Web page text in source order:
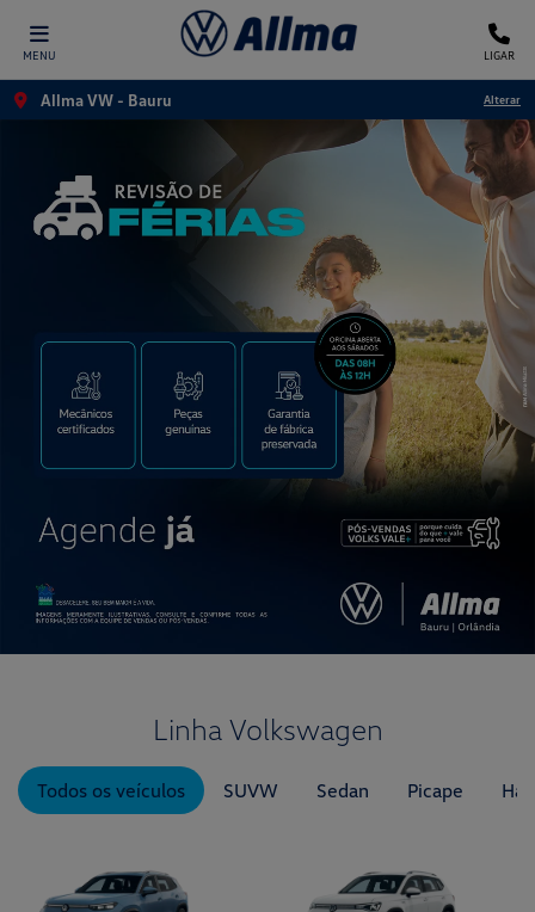
MENU LIGAR
Allma VW - Bauru Alterar
Linha Volkswagen
Todos os veículos SUVW Sedan Picape